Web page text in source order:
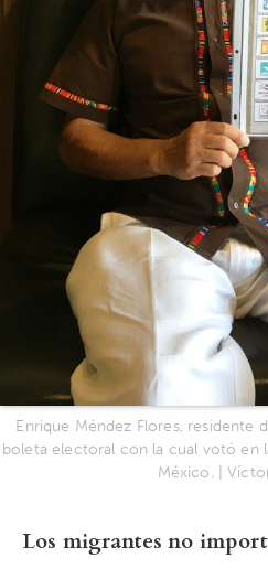
Enrique Méndez Flores, residente
boleta electoral con la cual votó en
México. |
Los migrantes no